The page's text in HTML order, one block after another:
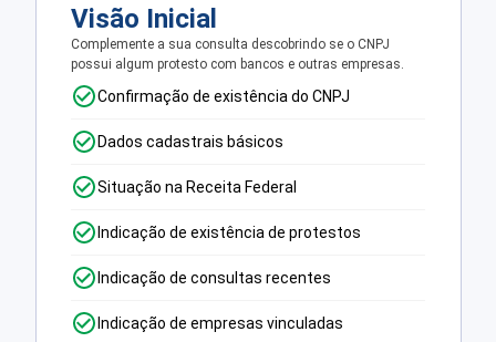
Visão Inicial
Complemente a sua consulta descobrindo se o CNPJ
possui algum protesto com bancos e outras empresas.
Confirmação de existência do CNPJ
Dados cadastrais básicos
Situação na Receita Federal
Indicação de existência de protestos
Indicação de consultas recentes
Indicação de empresas vinculadas